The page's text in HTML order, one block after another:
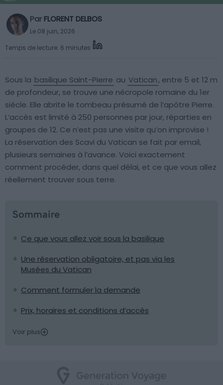
Par FLORENT DELBOS
Le 08 juin, 2026
Temps de lecture: 6 minutes
Sous la basilique Saint-Pierre au Vatican, entre 5 et 12 m
de profondeur, se trouve une nécropole romaine du 1er
siècle. Elle abrite le tombeau présumé de l’apôtre Pierre.
L’accès est limité à 250 personnes par jour, réparties en
groupes de 12. Ce n’est pas une visite qu’on improvise !
La réservation des Scavi du Vatican se fait par email,
plusieurs semaines à l’avance. Voici exactement
comment procéder, dans quel délai, et ce que vous allez
réellement trouver sous terre.
Sommaire
Ce que vous allez voir sous la basilique
Une réservation obligatoire, et pas via les
Musées du Vatican
Comment formuler la demande
Prix, horaires et conditions d’accès
Voir plus